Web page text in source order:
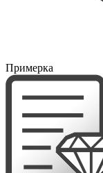
Примерка